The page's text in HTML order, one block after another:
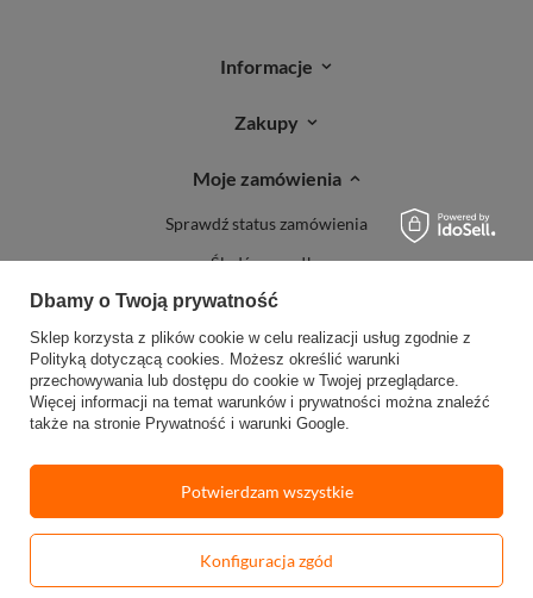
Dodaj do koszyka
Informacje
Zakupy
Moje zamówienia
Sprawdź status zamówienia
Śledź przesyłkę
Reklamacje
Zwroty
W sklepie prezentujemy ceny brutto (z VAT).Stawki VAT dla konsumentów z
Dbamy o Twoją prywatność
Sklep korzysta z plików cookie w celu realizacji usług zgodnie z
Polityką dotyczącą cookies. Możesz określić warunki
przechowywania lub dostępu do cookie w Twojej przeglądarce.
Więcej informacji na temat warunków i prywatności można znaleźć
także na stronie Prywatność i warunki Google.
Konfiguracja zgód
Potwierdzam wszystkie